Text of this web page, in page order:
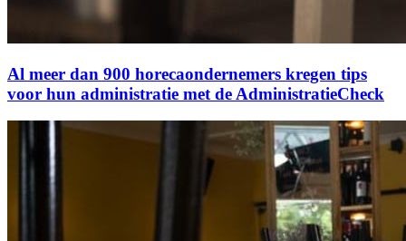
Al meer dan 900 horecaondernemers kregen tips
voor hun administratie met de AdministratieCheck